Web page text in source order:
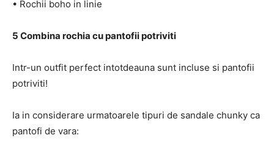
• Rochii boho in linie
5 Combina rochia cu pantofii potriviti
Intr-un outfit perfect intotdeauna sunt incluse si pantofii
potriviti!
Ia in considerare urmatoarele tipuri de sandale chunky ca
pantofi de vara: